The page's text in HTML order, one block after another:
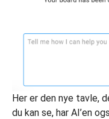
Her er den nye tavle,
du kan se, har AI’en